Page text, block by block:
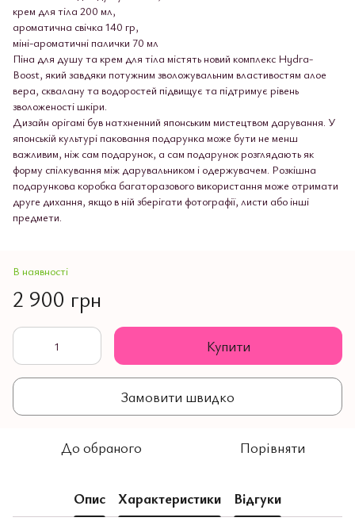
крем для тіла 200 мл,
ароматична свічка 140 гр,
міні-ароматичні палички 70 мл
Піна для душу та крем для тіла містять новий комплекс Hydra-
Boost, який завдяки потужним зволожувальним властивостям алое
вера, сквалану та водоростей підвищує та підтримує рівень
зволоженості шкіри.
Дизайн орігамі був натхненний японським мистецтвом дарування. У
японській культурі паковання подарунка може бути не менш
важливим, ніж сам подарунок, а сам подарунок розглядають як
форму спілкування між дарувальником і одержувачем. Розкішна
подарункова коробка багаторазового використання може отримати
друге дихання, якщо в ній зберігати фотографії, листи або інші
предмети.
В наявності
2 900 грн
Купити
Замовити швидко
До обраного Порівняти
Опис Характеристики Відгуки